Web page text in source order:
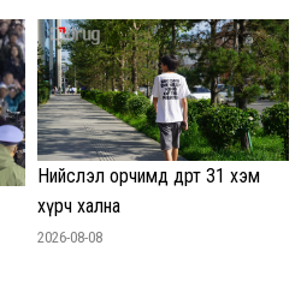
Нийслэл орчимд өдөртөө 31 хэм
хүрч хална
2026-08-08